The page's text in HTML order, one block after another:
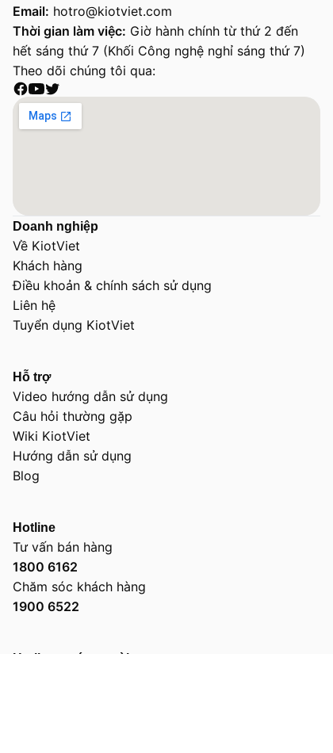
Email: hotro@kiotviet.com
Thời gian làm việc: Giờ hành chính từ thứ 2 đến
hết sáng thứ 7 (Khối Công nghệ nghỉ sáng thứ 7)
Theo dõi chúng tôi qua:
Doanh nghiệp
Về KiotViet
Khách hàng
Điều khoản & chính sách sử dụng
Liên hệ
Tuyển dụng KiotViet
Hỗ trợ
Video hướng dẫn sử dụng
Câu hỏi thường gặp
Wiki KiotViet
Hướng dẫn sử dụng
Blog
Hotline
Tư vấn bán hàng
1800 6162
Chăm sóc khách hàng
1900 6522
Hotline nước ngoài